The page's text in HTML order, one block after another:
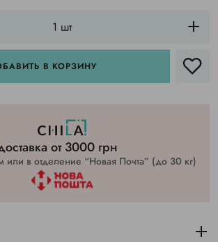
В КОРЗИНУ
от 3000 грн
или в отделение “Новая Почта” (до 30 кг)